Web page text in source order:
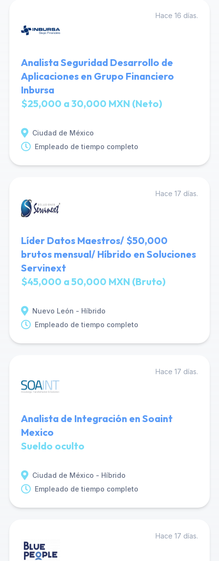
Hace 16 días.
Analista Seguridad Desarrollo de
Aplicaciones en Grupo Financiero
Inbursa
$25,000 a 30,000 MXN (Neto)
Ciudad de México
Empleado de tiempo completo
Hace 17 días.
Líder Datos Maestros/ $50,000
brutos mensual/ Híbrido en Soluciones
Servinext
$45,000 a 50,000 MXN (Bruto)
Nuevo León - Híbrido
Empleado de tiempo completo
Hace 17 días.
Analista de Integración en Soaint
Mexico
Sueldo oculto
Ciudad de México - Híbrido
Empleado de tiempo completo
Hace 17 días.